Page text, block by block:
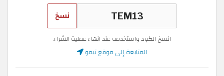
نسخ
انسخ الكود واستخدمه عند انهاء عملية الشراء
المتابعة إلى موقع تيمو